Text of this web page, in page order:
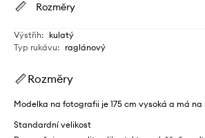
Rozměry
Výstřih: kulatý
Typ rukávu: raglánový
Rozměry
Modelka na fotografii je 175 cm vysoká a má na
Standardní velikost